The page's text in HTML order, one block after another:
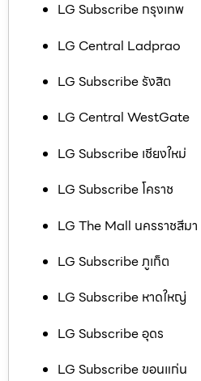
LG Subscribe กรุงเทพ
LG Central Ladprao
LG Subscribe รังสิต
LG Central WestGate
LG Subscribe เชียงใหม่
LG Subscribe โคราช
LG The Mall นครราชสีมา
LG Subscribe ภูเก็ต
LG Subscribe หาดใหญ่
LG Subscribe อุดร
LG Subscribe ขอนแก่น